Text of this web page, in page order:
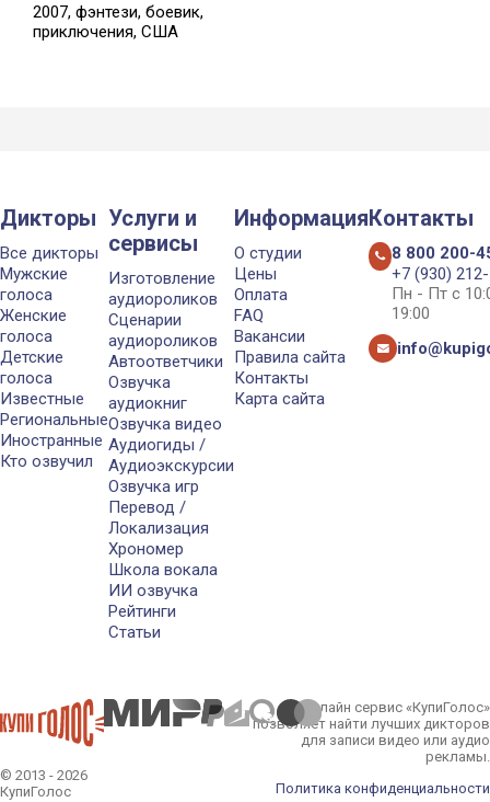
2007, фэнтези, боевик,
приключения, США
Дикторы
Все дикторы
Мужские
голоса
Женские
голоса
Детские
голоса
Известные
Региональные
Иностранные
Кто озвучил
Услуги и
сервисы
Изготовление
аудиороликов
Сценарии
аудиороликов
Автоответчики
Озвучка
аудиокниг
Озвучка видео
Аудиогиды /
Аудиоэкскурсии
Озвучка игр
Перевод /
Локализация
Хрономер
Школа вокала
ИИ озвучка
Рейтинги
Статьи
Информация
О студии
Цены
Оплата
FAQ
Вакансии
Правила сайта
Контакты
Карта сайта
Контакты
8 800 200-
+7 (930)
Пн - Пт с
19:00
© 2013 - 2026
КупиГолос
Онлайн сервис «КупиГолос»
позволяет найти лучших дикторов
для записи видео или аудио
рекламы.
Политика конфиденциальности